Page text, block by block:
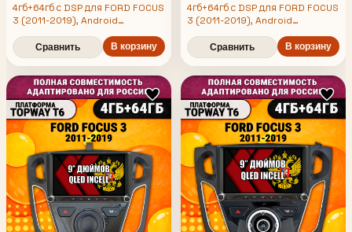
4гб+64гб с DSP для FORD FOCUS
3 (2011-2019), Android
магнитола, без слота под симку,
усилитель звука TDA7851 и
поддержка 360 камер
Сравнить В корзину
4гб+64гб с DSP для FORD FOCUS
3 (2011-2019), Android
магнитола, без слота под симку,
усилитель звука TDA7851 и
поддержка 360 камер
Сравнить В корзину